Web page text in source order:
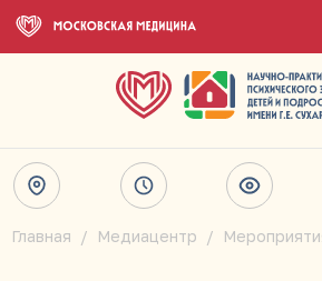
Главная Медиацентр